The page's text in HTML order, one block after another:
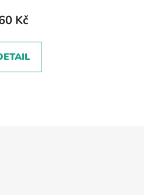
Kč